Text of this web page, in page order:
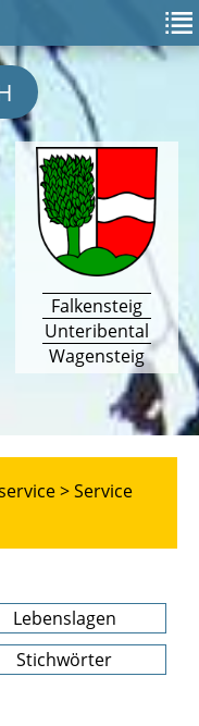
Falkensteig
Unteribental
Wagensteig
>Service
Lebenslagen
Stichwörter